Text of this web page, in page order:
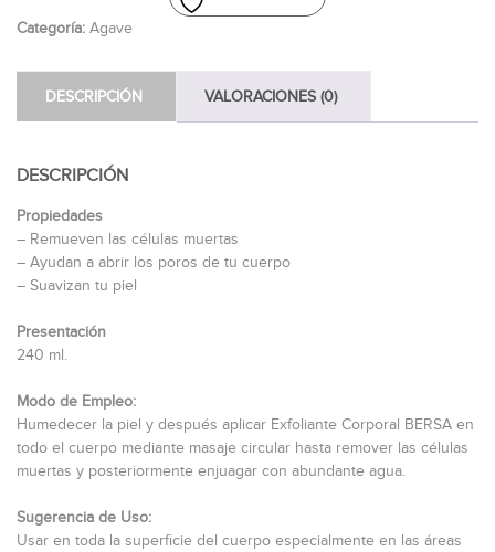
Categoría: Agave
DESCRIPCIÓN VALORACIONES (0)
DESCRIPCIÓN
Propiedades
– Remueven las células muertas
– Ayudan a abrir los poros de tu cuerpo
– Suavizan tu piel
Presentación
240 ml.
Modo de Empleo:
Humedecer la piel y después aplicar Exfoliante Corporal BERSA en
todo el cuerpo mediante masaje circular hasta remover las células
muertas y posteriormente enjuagar con abundante agua.
Sugerencia de Uso:
Usar en toda la superficie del cuerpo especialmente en las áreas